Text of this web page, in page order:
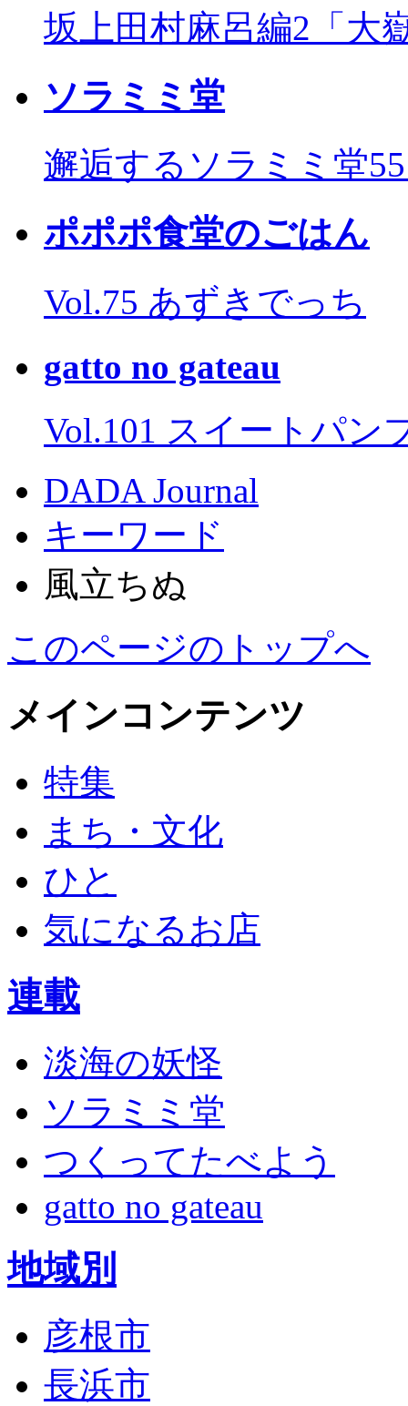
坂上田村麻呂編2「大
ソラミミ堂
邂逅するソラミミ堂
ポポポ食堂のごはん
Vol.75 あずきでっち
gatto no gateau
Vol.101 スイートパン
DADA Journal
キーワード
風立ちぬ
このページのトップへ
メインコンテンツ
特集
まち・文化
ひと
気になるお店
連載
淡海の妖怪
ソラミミ堂
つくってたべよう
gatto no gateau
地域別
彦根市
長浜市